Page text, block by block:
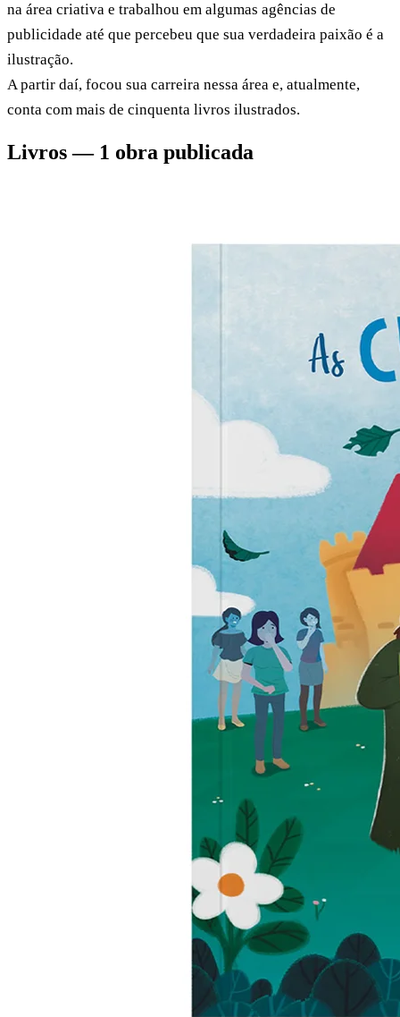
na área criativa e trabalhou em algumas agências de
publicidade até que percebeu que sua verdadeira paixão é a
ilustração.
A partir daí, focou sua carreira nessa área e, atualmente,
conta com mais de cinquenta livros ilustrados.
Livros — 1 obra publicada